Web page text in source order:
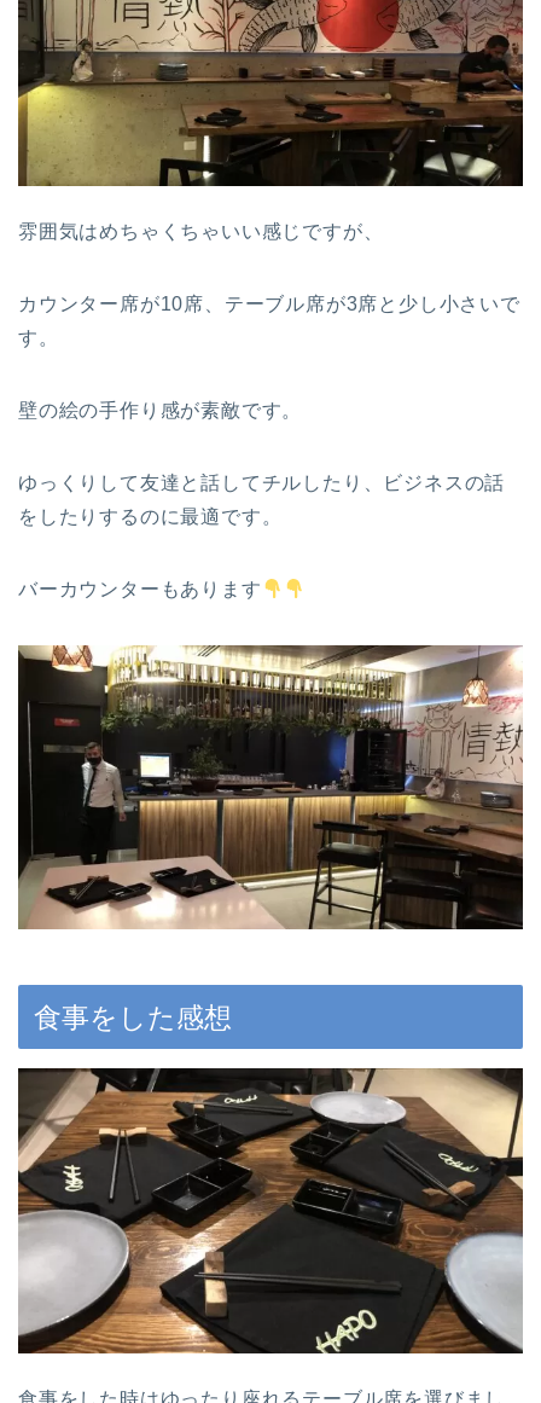
雰囲気はめちゃくちゃいい感じですが、
カウンター席が10席、テーブル席が3席と少し小さいで
す。
壁の絵の手作り感が素敵です。
ゆっくりして友達と話してチルしたり、ビジネスの話
をしたりするのに最適です。
バーカウンターもあります
食事をした感想
食事をした時はゆったり座れるテーブル席を選びまし